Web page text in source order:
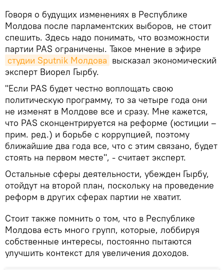
Говоря о будущих изменениях в Республике
Молдова после парламентских выборов, не стоит
спешить. Здесь надо понимать, что возможности
партии PAS ограничены. Такое мнение в эфире
студии Sputnik Молдова высказал экономический
эксперт Виорел Гырбу.
"Если PAS будет честно воплощать свою
политическую программу, то за четыре года они
не изменят в Молдове все и сразу. Мне кажется,
что PAS сконцентрируется на реформе (юстиции –
прим. ред.) и борьбе с коррупцией, поэтому
ближайшие два года все, что с этим связано, будет
стоять на первом месте", - считает эксперт.
Остальные сферы деятельности, убежден Гырбу,
отойдут на второй план, поскольку на проведение
реформ в других сферах партии не хватит.
Стоит также помнить о том, что в Республике
Молдова есть много групп, которые, лоббируя
собственные интересы, постоянно пытаются
улучшить контекст для увеличения доходов.